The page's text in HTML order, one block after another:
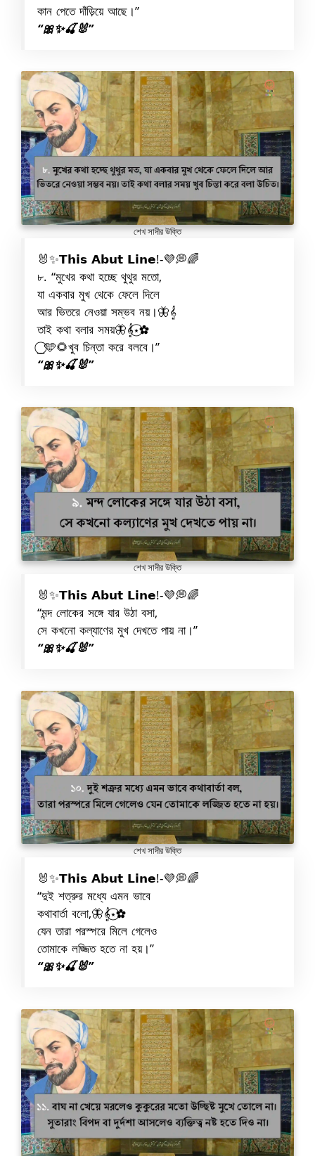
কান পেতে দাঁড়িয়ে আছে।”
“🎀✨🍒🐰”
শেখ সাদীর উক্তি
🐰✨𝗧𝗵𝗶𝘀 𝗔𝗯𝘂𝘁 𝗟𝗶𝗻𝗲!-💜💭🌈
৮. “মুখের কথা হচ্ছে থুথুর মতো,
যা একবার মুখ থেকে ফেলে দিলে
আর ভিতরে নেওয়া সম্ভব নয়।🦋𝄞
তাই কথা বলার সময়🦋𝄞⋆⃝✿
⎯⃝🩵🌻খুব চিন্তা করে বলবে।”
“🎀✨🍒🐰”
শেখ সাদীর উক্তি
🐰✨𝗧𝗵𝗶𝘀 𝗔𝗯𝘂𝘁 𝗟𝗶𝗻𝗲!-💜💭🌈
“মন্দ লোকের সঙ্গে যার উঠা বসা,
সে কখনো কল্যাণের মুখ দেখতে পায় না।”
“🎀✨🍒🐰”
শেখ সাদীর উক্তি
🐰✨𝗧𝗵𝗶𝘀 𝗔𝗯𝘂𝘁 𝗟𝗶𝗻𝗲!-💜💭🌈
“দুই শত্রুর মধ্যে এমন ভাবে
কথাবার্তা বলো,🦋𝄞⋆⃝✿
যেন তারা পরস্পরে মিলে গেলেও
তোমাকে লজ্জিত হতে না হয়।”
“🎀✨🍒🐰”